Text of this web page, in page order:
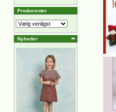
Producenter
Nyheder